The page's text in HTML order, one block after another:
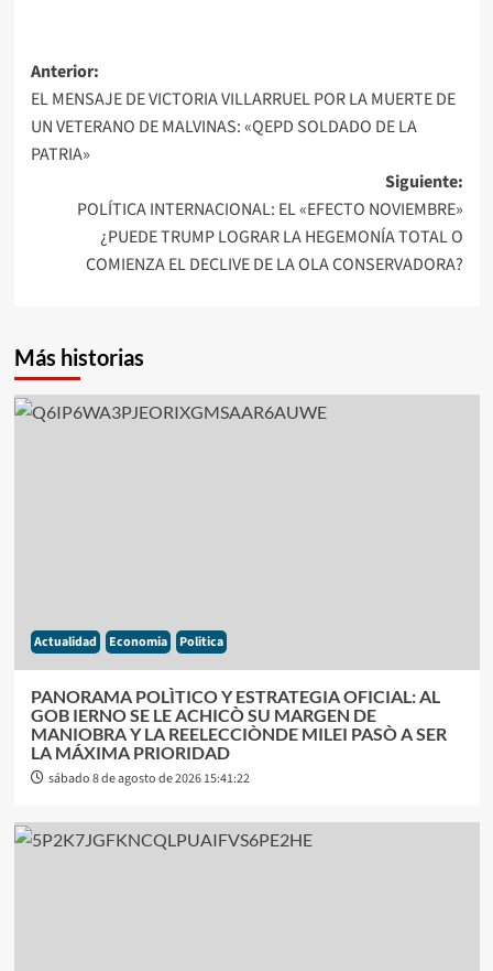
Navegación
de
entradas
Anterior:
EL MENSAJE DE VICTORIA VILLARRUEL POR LA MUERTE DE
UN VETERANO DE MALVINAS: «QEPD SOLDADO DE LA
PATRIA»
Siguiente:
POLÍTICA INTERNACIONAL: EL «EFECTO NOVIEMBRE»
¿PUEDE TRUMP LOGRAR LA HEGEMONÍA TOTAL O
COMIENZA EL DECLIVE DE LA OLA CONSERVADORA?
Más historias
Actualidad Economia Politica
PANORAMA POLÌTICO Y ESTRATEGIA OFICIAL: AL
GOB IERNO SE LE ACHICÒ SU MARGEN DE
MANIOBRA Y LA REELECCIÒNDE MILEI PASÒ A SER
LA MÁXIMA PRIORIDAD
sábado 8 de agosto de 2026 15:41:22